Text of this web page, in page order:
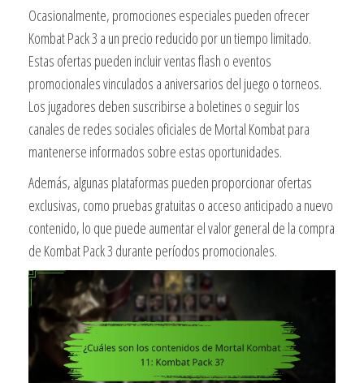
Ocasionalmente, promociones especiales pueden ofrecer
Kombat Pack 3 a un precio reducido por un tiempo limitado.
Estas ofertas pueden incluir ventas flash o eventos
promocionales vinculados a aniversarios del juego o torneos.
Los jugadores deben suscribirse a boletines o seguir los
canales de redes sociales oficiales de Mortal Kombat para
mantenerse informados sobre estas oportunidades.
Además, algunas plataformas pueden proporcionar ofertas
exclusivas, como pruebas gratuitas o acceso anticipado a nuevo
contenido, lo que puede aumentar el valor general de la compra
de Kombat Pack 3 durante períodos promocionales.